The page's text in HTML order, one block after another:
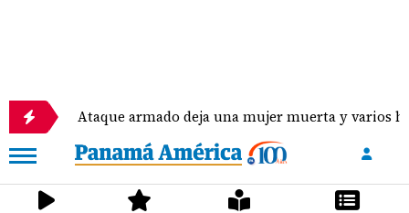
Ataque armado deja una mujer muerta y varios heridos en